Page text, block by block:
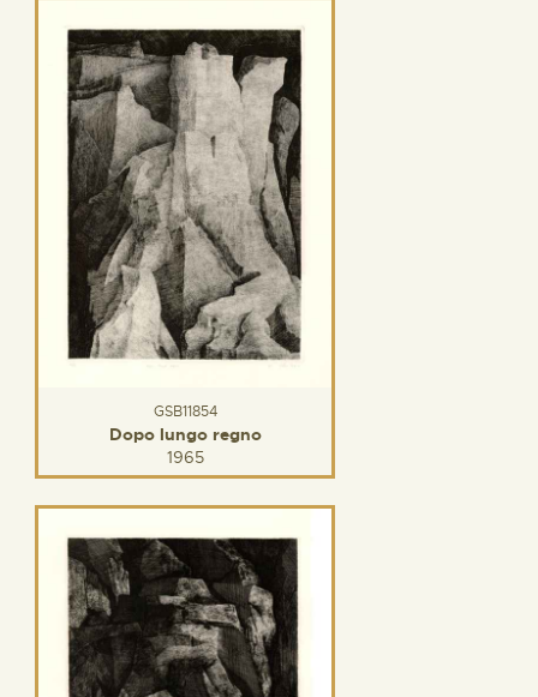
GSB11854
Dopo lungo regno
1965